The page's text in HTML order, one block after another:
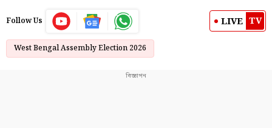
Follow Us LIVE TV
West Bengal Assembly Election 2026